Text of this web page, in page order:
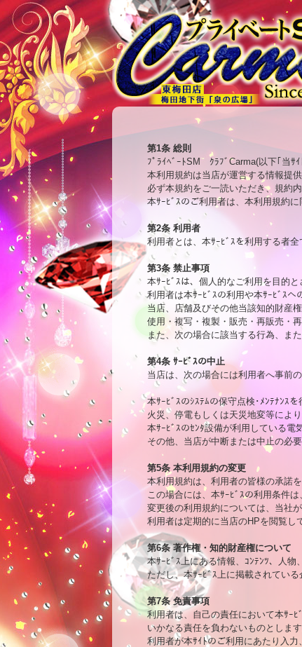
第1条 総則
ﾌﾟﾗｲﾍﾞｰﾄSM　ｸﾗﾌﾞCarma(以下｢当ｻ
本利用規約は当店が運営する情報提
必ず本規約をご一読いただき、規約
本ｻｰﾋﾞｽのご利用者は、本利用規約
第2条 利用者
利用者とは、本ｻｰﾋﾞｽを利用する者全
第3条 禁止事項
本ｻｰﾋﾞｽは、個人的なご利用を目的
利用者は本ｻｰﾋﾞｽの利用や本ｻｰﾋﾞｽへ
当店、店舗及びその他当該知的財産
使用・複写・複製・販売・再販売・
また、次の場合に該当する行為、ま
第4条 ｻｰﾋﾞｽの中止
当店は、次の場合には利用者へ事前
本ｻｰﾋﾞｽのｼｽﾃﾑの保守点検･ﾒﾝﾃﾅﾝｽを
火災、停電もしくは天災地変等によ
本ｻｰﾋﾞｽのｾﾝﾀ設備が利用している電
その他、当店が中断または中止の必
第5条 本利用規約の変更
本利用規約は、利用者の皆様の承諾
この場合には、本ｻｰﾋﾞｽの利用条件
変更後の利用規約については、当社
利用者は定期的に当店のHPを閲覧し
第6条 著作権・知的財産権について
本ｻｰﾋﾞｽ上にある情報、ｺﾝﾃﾝﾂ、人物
ただし、本ｻｰﾋﾞｽ上に掲載されてい
第7条 免責事項
利用者は、自己の責任において本ｻｰ
いかなる責任を負わないものとします
利用者が本ｻｲﾄのご利用にあたり入力